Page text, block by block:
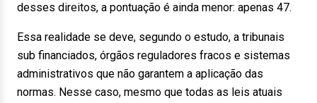
desses direitos, a pontuação é ainda menor: apenas 47.
Essa realidade se deve, segundo o estudo, a tribunais
sub financiados, órgãos reguladores fracos e sistemas
administrativos que não garantem a aplicação das
normas. Nesse caso, mesmo que todas as leis atuais